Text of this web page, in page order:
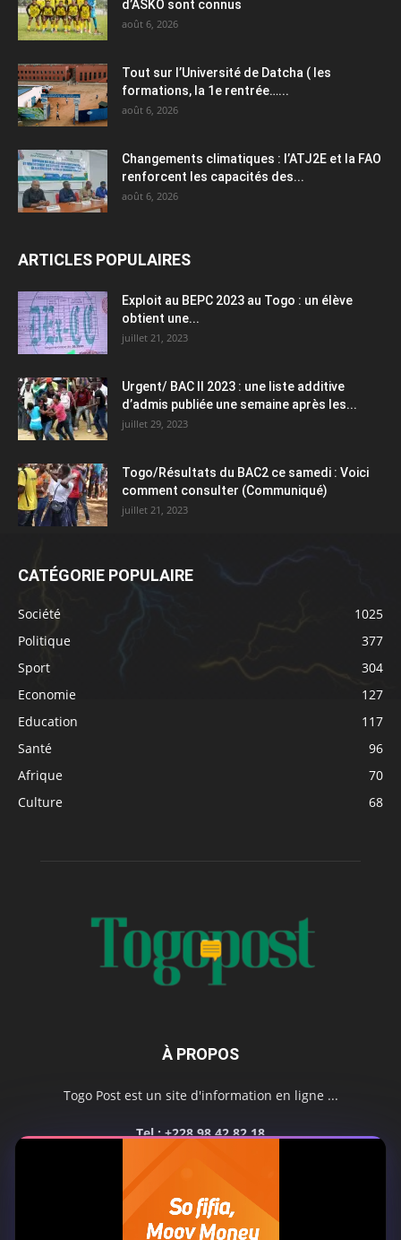
d’ASKO sont connus
août 6, 2026
Tout sur l’Université de Datcha ( les
formations, la 1e rentrée…...
août 6, 2026
Changements climatiques : l’ATJ2E et la FAO
renforcent les capacités des...
août 6, 2026
ARTICLES POPULAIRES
Exploit au BEPC 2023 au Togo : un élève
obtient une...
juillet 21, 2023
Urgent/ BAC II 2023 : une liste additive
d’admis publiée une semaine après les...
juillet 29, 2023
Togo/Résultats du BAC2 ce samedi : Voici
comment consulter (Communiqué)
juillet 21, 2023
CATÉGORIE POPULAIRE
Société
1025
Politique
377
Sport
304
Economie
127
Education
117
Santé
96
Afrique
70
Culture
68
À PROPOS
Togo Post est un site d'information en ligne ...
Tel : +228 98 42 82 18